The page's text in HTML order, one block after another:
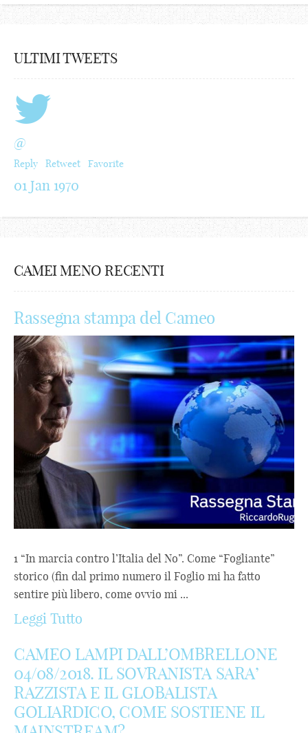
ULTIMI TWEETS
@
Reply Retweet Favorite
01 Jan 1970
CAMEI MENO RECENTI
Rassegna stampa del Cameo
1 “In marcia contro l’Italia del No”. Come “Fogliante”
storico (fin dal primo numero il Foglio mi ha fatto
sentire più libero, come ovvio mi ...
Leggi Tutto
CAMEO LAMPI DALL’OMBRELLONE
04/08/2018. IL SOVRANISTA SARA’
RAZZISTA E IL GLOBALISTA
GOLIARDICO, COME SOSTIENE IL